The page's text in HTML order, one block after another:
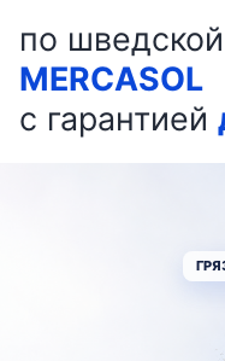
по
MERCASOL
с гарантией